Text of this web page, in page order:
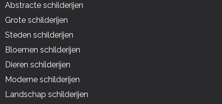
Abstracte schilderijen
Grote schilderijen
Steden schilderijen
Bloemen schilderijen
Dieren schilderijen
Moderne schilderijen
Landschap schilderijen